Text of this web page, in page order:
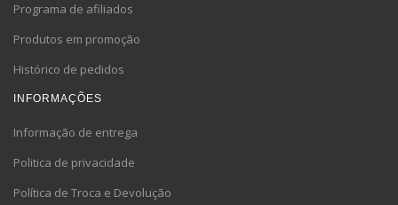
Programa de afiliados
Produtos em promoção
Histórico de pedidos
INFORMAÇÕES
Informação de entrega
Politica de privacidade
Política de Troca e Devolução